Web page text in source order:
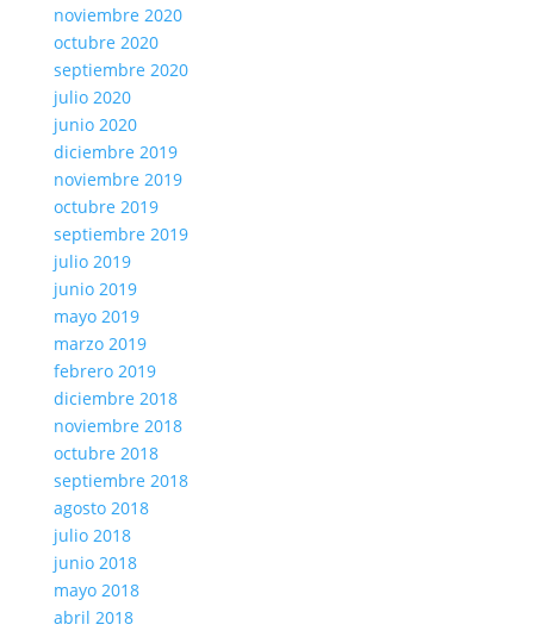
noviembre 2020
octubre 2020
septiembre 2020
julio 2020
junio 2020
diciembre 2019
noviembre 2019
octubre 2019
septiembre 2019
julio 2019
junio 2019
mayo 2019
marzo 2019
febrero 2019
diciembre 2018
noviembre 2018
octubre 2018
septiembre 2018
agosto 2018
julio 2018
junio 2018
mayo 2018
abril 2018